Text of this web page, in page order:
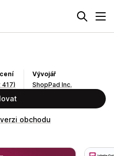
417)
Vývojář
ShopPad Inc.
obchodu